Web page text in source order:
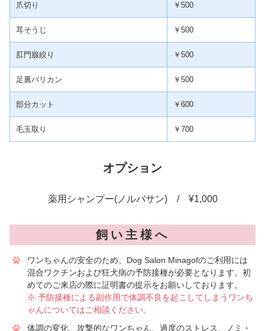
爪切り ￥500
耳そうじ ￥500
肛門腺絞り ￥500
足裏バリカン ￥500
部分カット ￥600
毛玉取り ￥700
オプション
薬用シャンプー(ノルバサン) / ¥1,000
飼い主様へ
ワンちゃんの安全のため、Dog Salon Minagofのご利用には
混合ワクチンおよび狂犬病の予防接種が必要となります。初
めてのご来店の際に証明書の提示をお願いしております。
※ 予防接種による副作用で体調不良を起こしてしまうワンち
ゃんについてはご相談ください。
体調の変化、攻撃的なワンちゃん、過度のストレス、ノミ・